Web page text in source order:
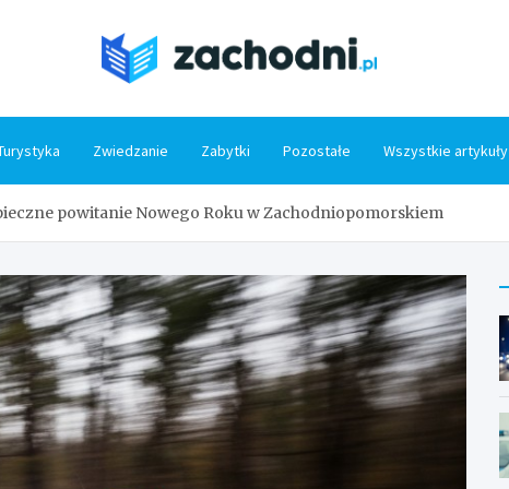
Zwiedzanie Zabytki Pozostałe Wszystkie artykuły
powitanie Nowego Roku w Zachodniopomorskiem